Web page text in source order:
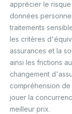
apprécier le
données
traitements
les critères
assurances et la
ainsi les frictions
changement
compréhension
jouer la
meilleur prix.